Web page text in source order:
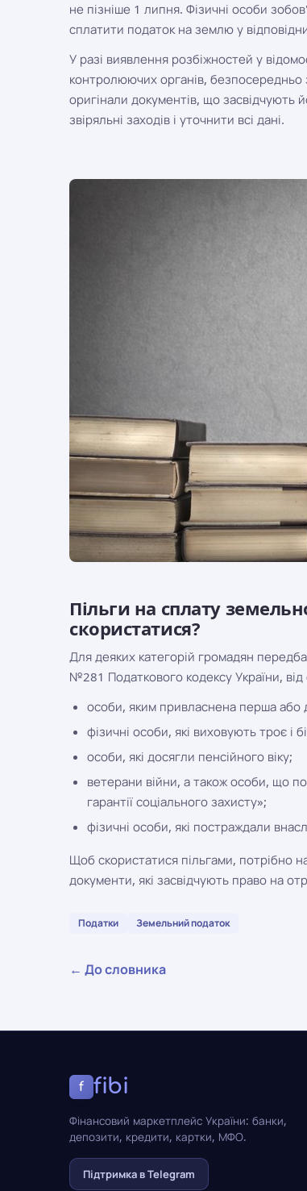
не пізніше 1 липня. Фізичні особи
сплатити податок на землю у
У разі виявлення розбіжностей у
контролюючих органів, безпосередньо
оригінали документів, що засвідчують
звіряльні заходів і уточнити всі дані.
Пільги на сплату
скористатися?
Для деяких категорій громадян
№281 Податкового кодексу України,
особи, яким привласнена перша або
фізичні особи, які виховують троє і
особи, які досягли пенсійного віку;
ветерани війни, а також особи, що
гарантії соціального захисту»;
фізичні особи, які постраждали
Щоб скористатися пільгами, потрібно
документи, які засвідчують право на
Податки Земельний податок
← До словника
f fibi
Фінансовий маркетплейс України: банки,
депозити, кредити, картки, МФО.
Підтримка в Telegram